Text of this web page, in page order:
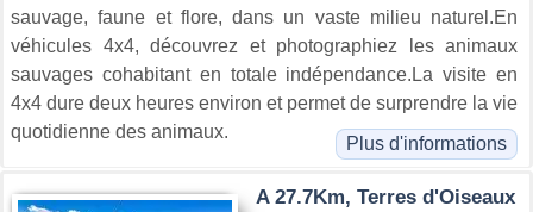
sauvage, faune et flore, dans un vaste milieu naturel.En
véhicules 4x4, découvrez et photographiez les animaux
sauvages cohabitant en totale indépendance.La visite en
4x4 dure deux heures environ et permet de surprendre la vie
quotidienne des animaux.
Plus d'informations
A 27.7Km, Terres d'Oiseaux